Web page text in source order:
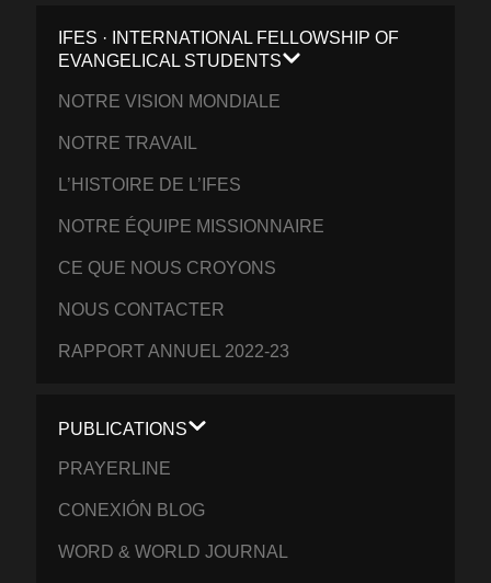
IFES · INTERNATIONAL FELLOWSHIP OF
EVANGELICAL STUDENTS
NOTRE VISION MONDIALE
NOTRE TRAVAIL
L’HISTOIRE DE L’IFES
NOTRE ÉQUIPE MISSIONNAIRE
CE QUE NOUS CROYONS
NOUS CONTACTER
RAPPORT ANNUEL 2022-23
PUBLICATIONS
PRAYERLINE
CONEXIÓN BLOG
WORD & WORLD JOURNAL